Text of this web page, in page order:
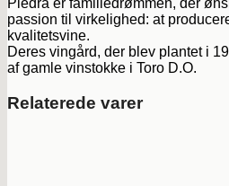
Piedra er familiedrømmen, der
passion til virkelighed: at
kvalitetsvine.
Deres vingård, der blev plantet i
af gamle vinstokke i Toro D.O.
Relaterede varer